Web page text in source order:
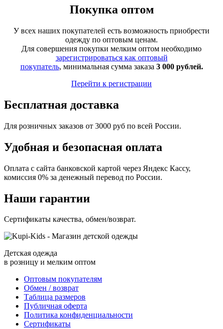
Покупка оптом
У всех наших покупателей есть возможность приобрести
одежду по оптовым ценам.
Для совершения покупки мелким оптом необходимо
зарегистрироваться как оптовый
покупатель, минимальная сумма заказа 3 000 рублей.
Перейти к регистрации
Бесплатная доставка
Для розничных заказов от 3000 руб по всей России.
Удобная и безопасная оплата
Оплата с сайта банковской картой через Яндекс Кассу,
комиссия 0% за денежный перевод по России.
Наши гарантии
Сертификаты качества, обмен/возврат.
Детская одежда
в розницу и мелким оптом
Оптовым покупателям
Обмен / возврат
Таблица размеров
Публичная оферта
Политика конфиденциальности
Сертификаты